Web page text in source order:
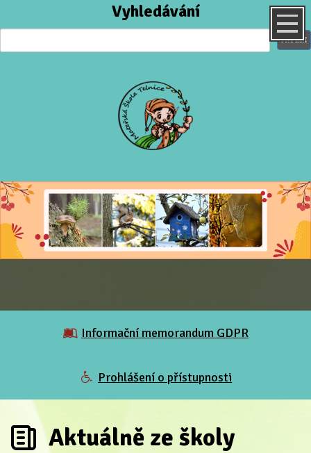
Vyhledávání
Informační memorandum GDPR
Prohlášení o přístupnosti
Aktuálně ze školy